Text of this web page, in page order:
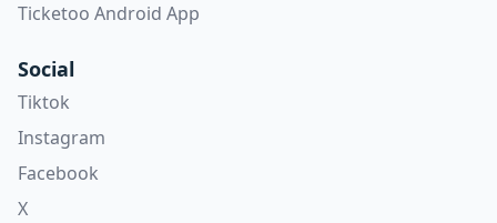
Ticketoo Android App
Social
Tiktok
Instagram
Facebook
X